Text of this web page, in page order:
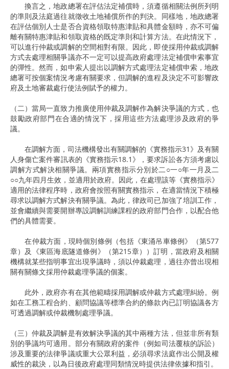
換言之，地政總署在評估法定補償時，須遵循相關法例所列明
的準則及法庭過往就徵收土地補償所作的判決。同樣地，地政總署
在評估個別人士是否合資格領取特惠津貼和具體金額時，亦不可偏
離有關特惠津貼和領取資格的既定準則和計算方法。在此情況下，
可以進行仲裁或調解的空間相對有限。因此，即使採用仲裁或調解
方式去處理相關爭議亦不一定可以提高政府處理法定補償申索事宜
的彈性。然而，如申索人提出以調解方式處理法定補償申索，地政
總署可按個案情況考慮有關要求，但調解的進程及決定不可影響政
府及土地審裁處行使法例賦予的權力。
（二）當局一直致力推廣使用仲裁及調解作為解決爭議的方式，也
鼓勵政府部門在合適的情況下，採用這些方法處理涉及政府的爭
議。
在調解方面，司法機構發出有關調解的《實務指示31》及有關
人身傷亡案件審訊表的《實務指示18.1》，要求訴訟各方須考慮以
調解方式解決相關爭議。兩項實務指示分別於二○一○年一月及二
○○九年四月生效，並適用於政府。因此，在處理該等《實務指示》
適用的法律程序時，政府會按照有關實務指示，在適當情況下積極
尋求以調解方式解決有關爭議。為此，律政司已加強了培訓工作，
並會繼續與需要開辦專設調解訓練課程的政府部門合作，以配合他
們的具體需要。
在仲裁方面，現時個別條例（包括《東涌吊車條例》（第577
章）及《東區海底隧道條例》（第215章））訂明，當政府及相關
機構就某些指明事宜出現爭議時，須以仲裁處理，過往亦曾出現相
關有關條文採用仲裁處理爭議的個案。
此外，政府亦有在其他範疇採用調解或仲裁方式處理糾紛。例
如在工務工程合約、顧問協議等標準合約的條款內已訂明協議各方
可透過調解或仲裁機制處理爭議。
（三）仲裁及調解是有效解決爭議的其中兩種方法，但並非所有類
別的爭議均可適用。部分有關政府的案件（例如司法覆核的訴訟）
涉及重要的法律爭議或重大公眾利益，必須尋求法庭作出公開及權
威性的裁決，以為日後政府處理同類情況時提供法律依據和指引。